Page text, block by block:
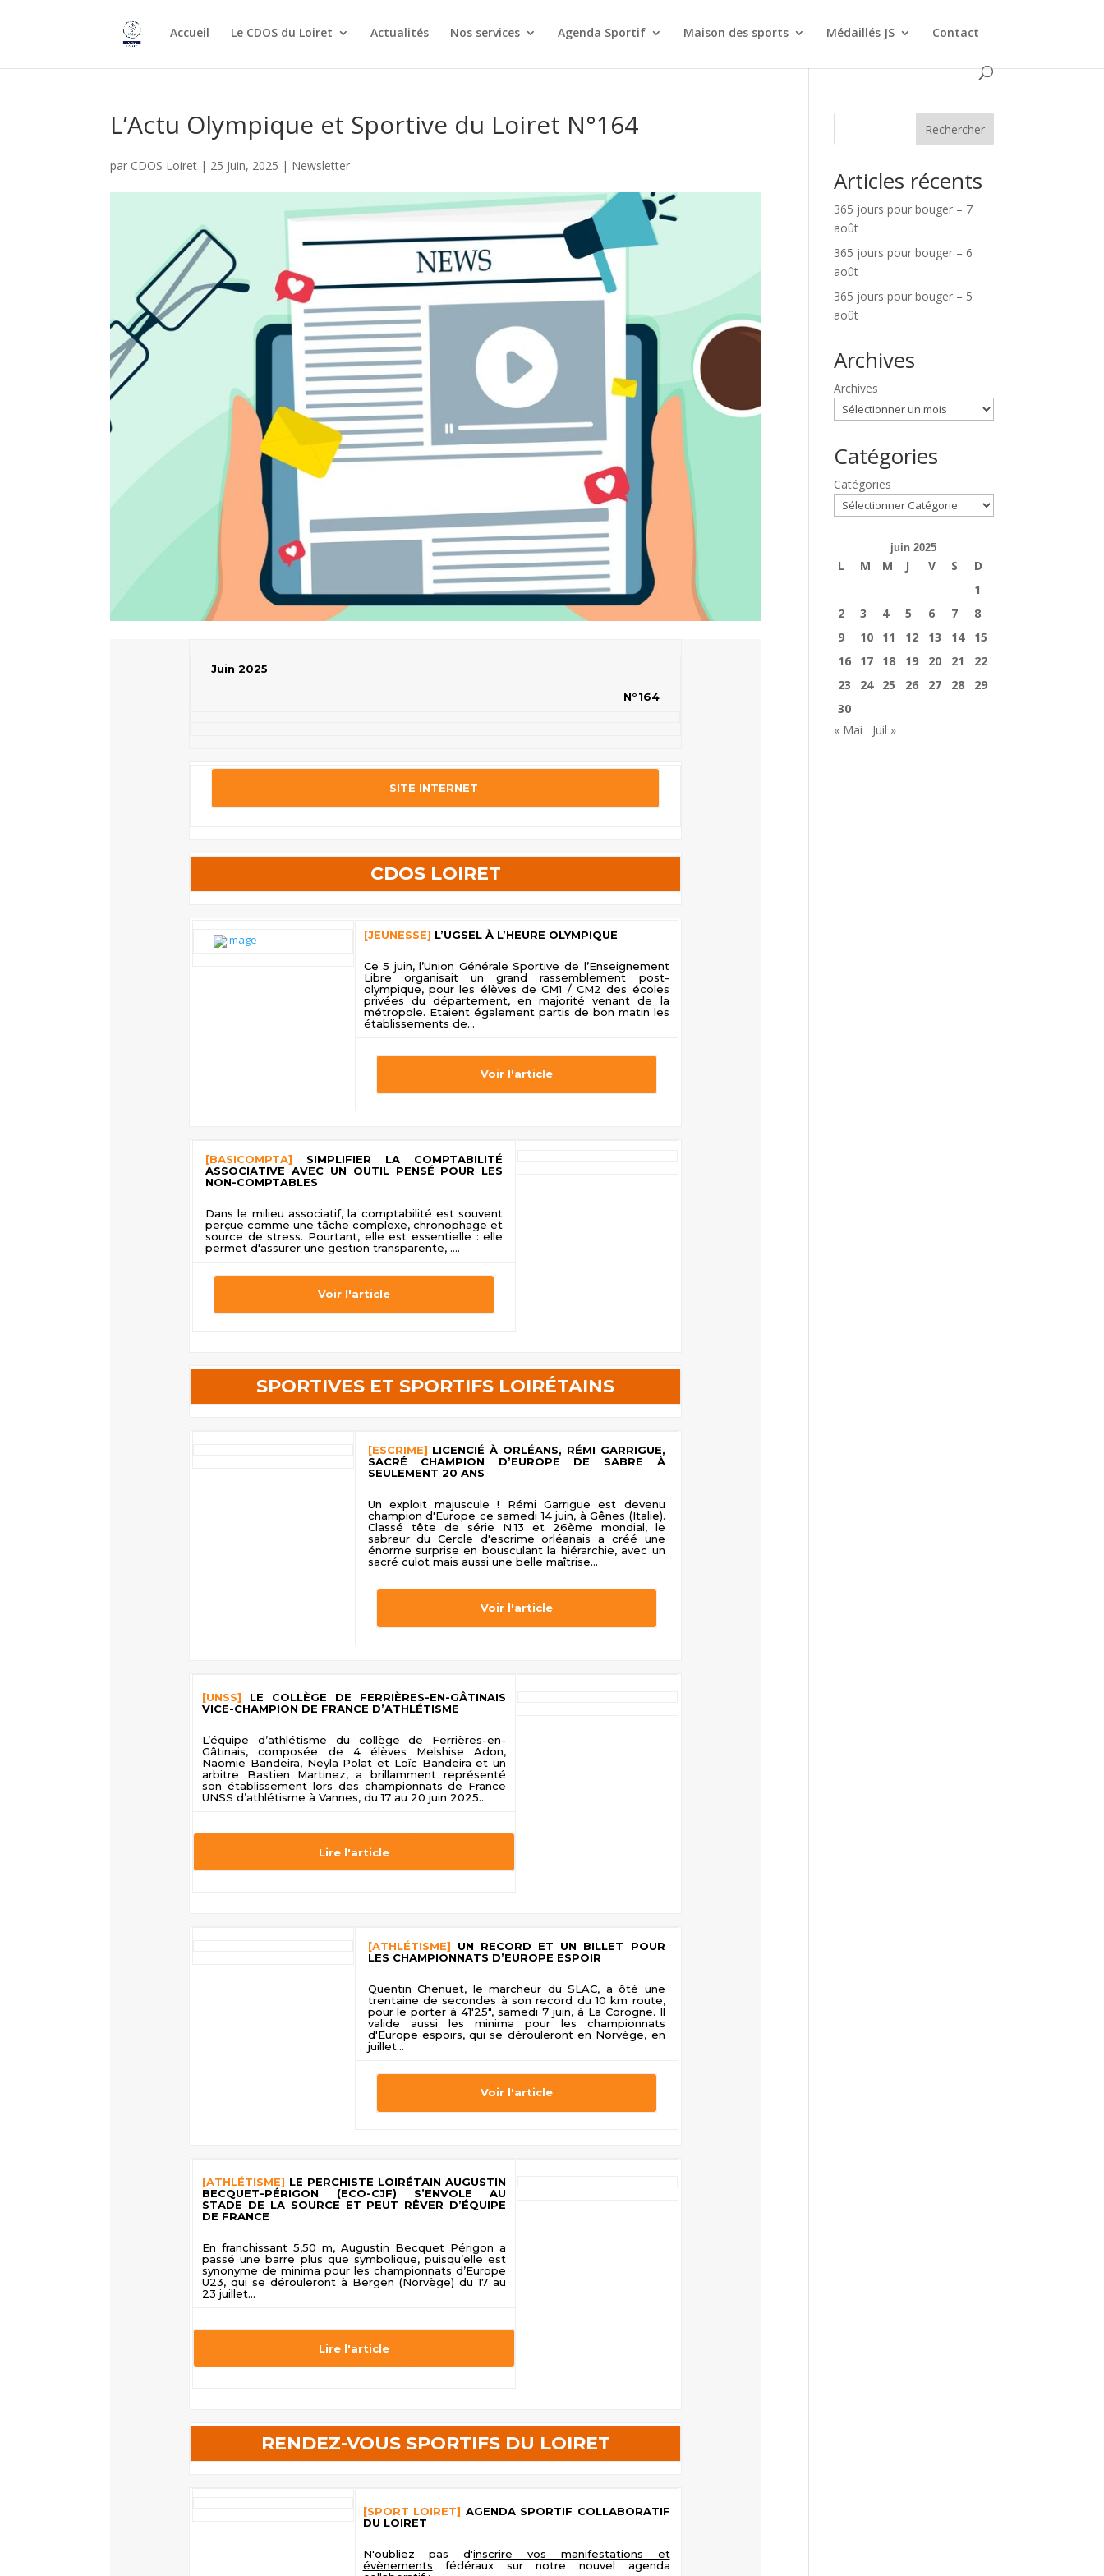
Accueil Le CDOS du Loiret Actualités Nos services Agenda Sportif Maison des sports Médaillés JS Contact
L’Actu Olympique et Sportive du Loiret N°164
par CDOS Loiret | 25 Juin, 2025 | Newsletter
Juin 2025
N°164
SITE INTERNET
CDOS LOIRET
[JEUNESSE] L’UGSEL À L’HEURE OLYMPIQUE
Ce 5 juin, l’Union Générale Sportive de l’Enseignement
Libre organisait un grand rassemblement post-
olympique, pour les élèves de CM1 / CM2 des écoles
privées du département, en majorité venant de la
métropole. Etaient également partis de bon matin les
établissements de...
Voir l'article
[BASICOMPTA] SIMPLIFIER LA COMPTABILITÉ
ASSOCIATIVE AVEC UN OUTIL PENSÉ POUR LES
NON-COMPTABLES
Dans le milieu associatif, la comptabilité est souvent
perçue comme une tâche complexe, chronophage et
source de stress. Pourtant, elle est essentielle : elle
permet d'assurer une gestion transparente, ....
Voir l'article
SPORTIVES ET SPORTIFS LOIRÉTAINS
[ESCRIME] LICENCIÉ À ORLÉANS, RÉMI GARRIGUE,
SACRÉ CHAMPION D’EUROPE DE SABRE À
SEULEMENT 20 ANS
Un exploit majuscule ! Rémi Garrigue est devenu
champion d'Europe ce samedi 14 juin, à Gênes (Italie).
Classé tête de série N.13 et 26ème mondial, le
sabreur du Cercle d'escrime orléanais a créé une
énorme surprise en bousculant la hiérarchie, avec un
sacré culot mais aussi une belle maîtrise...
Voir l'article
[UNSS] LE COLLÈGE DE FERRIÈRES-EN-GÂTINAIS
VICE-CHAMPION DE FRANCE D’ATHLÉTISME
L’équipe d’athlétisme du collège de Ferrières-en-
Gâtinais, composée de 4 élèves Melshise Adon,
Naomie Bandeira, Neyla Polat et Loïc Bandeira et un
arbitre Bastien Martinez, a brillamment représenté
son établissement lors des championnats de France
UNSS d’athlétisme à Vannes, du 17 au 20 juin 2025...
Lire l'article
[ATHLÉTISME] UN RECORD ET UN BILLET POUR
LES CHAMPIONNATS D’EUROPE ESPOIR
Quentin Chenuet, le marcheur du SLAC, a ôté une
trentaine de secondes à son record du 10 km route,
pour le porter à 41'25", samedi 7 juin, à La Corogne. Il
valide aussi les minima pour les championnats
d'Europe espoirs, qui se dérouleront en Norvège, en
juillet...
Voir l'article
[ATHLÉTISME] LE PERCHISTE LOIRÉTAIN AUGUSTIN
BECQUET-PÉRIGON (ECO-CJF) S’ENVOLE AU
STADE DE LA SOURCE ET PEUT RÊVER D’ÉQUIPE
DE FRANCE
En franchissant 5,50 m, Augustin Becquet Périgon a
passé une barre plus que symbolique, puisqu’elle est
synonyme de minima pour les championnats d’Europe
U23, qui se dérouleront à Bergen (Norvège) du 17 au
23 juillet...
Lire l'article
RENDEZ-VOUS SPORTIFS DU LOIRET
[SPORT LOIRET] AGENDA SPORTIF COLLABORATIF
DU LOIRET
N'oubliez pas d'inscrire vos manifestations et
évènements fédéraux sur notre nouvel agenda
Rechercher
Articles récents
365 jours pour bouger – 7
août
365 jours pour bouger – 6
août
365 jours pour bouger – 5
août
Archives
Archives
Catégories
Catégories
juin 2025
L M M J V S
D
1
2
3 4 5 6 7
8
9
10 11 12 13 14
15
16
17 18 19 20 21
22
23
24 25 26 27 28
29
30
« Mai
Juil »